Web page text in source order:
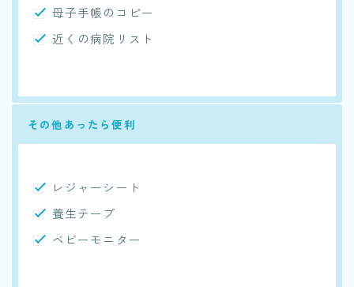
母子手帳のコピー
近くの病院リスト
その他あったら便利
レジャーシート
養生テープ
ベビーモニター